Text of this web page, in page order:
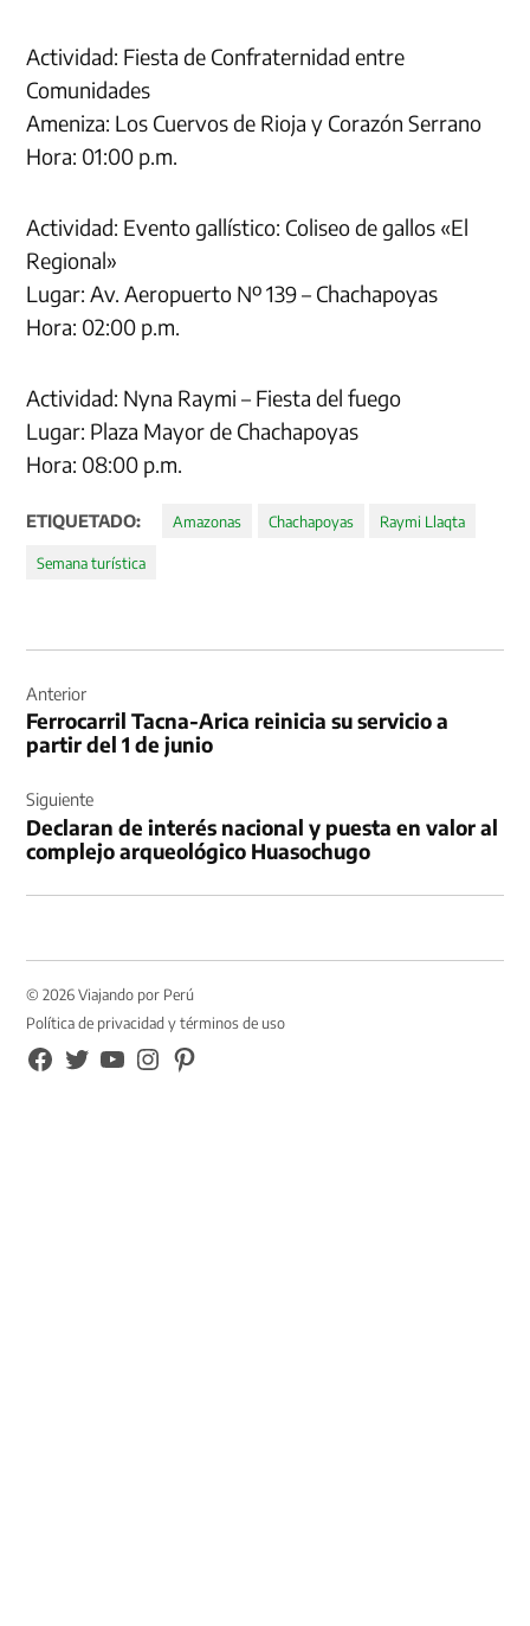
Actividad: Fiesta de Confraternidad entre
Comunidades
Ameniza: Los Cuervos de Rioja y Corazón Serrano
Hora: 01:00 p.m.
Actividad: Evento gallístico: Coliseo de gallos «El
Regional»
Lugar: Av. Aeropuerto Nº 139 – Chachapoyas
Hora: 02:00 p.m.
Actividad: Nyna Raymi – Fiesta del fuego
Lugar: Plaza Mayor de Chachapoyas
Hora: 08:00 p.m.
ETIQUETADO: Amazonas Chachapoyas Raymi Llaqta
Semana turística
de
entradas
Anterior
Ferrocarril Tacna-Arica reinicia su servicio a
partir del 1 de junio
Siguiente
Declaran de interés nacional y puesta en valor al
complejo arqueológico Huasochugo
© 2026 Viajando por Perú
Política de privacidad y términos de uso
FB
TW YouTubeInstagramPinterest